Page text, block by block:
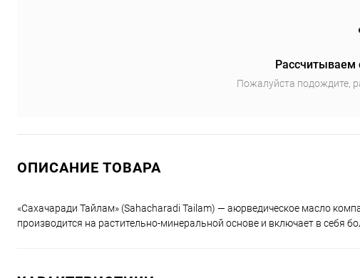
Рассчитываем
Пожалуйста подождите,
ОПИСАНИЕ ТОВАРА
«Сахачаради Тайлам» (Sahacharadi Tailam) — аюрведическое масло
производится на растительно-минеральной основе и включает в себя